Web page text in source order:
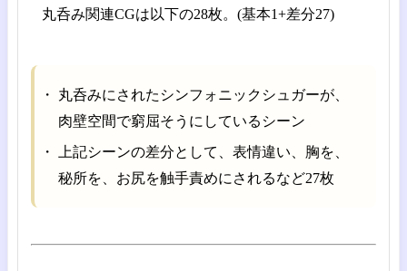
丸呑み関連CGは以下の28枚。(基本1+差分27)
丸呑みにされたシンフォニックシュガーが、
肉壁空間で窮屈そうにしているシーン
上記シーンの差分として、表情違い、胸を、
秘所を、お尻を触手責めにされるなど27枚